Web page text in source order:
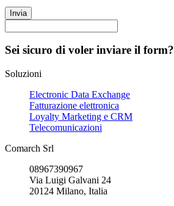
Invia
Sei sicuro di voler inviare il form?
Soluzioni
Electronic Data Exchange
Fatturazione elettronica
Loyalty Marketing e CRM
Telecomunicazioni
Comarch Srl
08967390967
Via Luigi Galvani 24
20124 Milano, Italia